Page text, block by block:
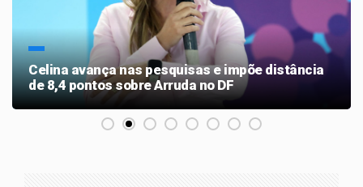
Celina avança nas pesquisas e impõe distância
de 8,4 pontos sobre Arruda no DF